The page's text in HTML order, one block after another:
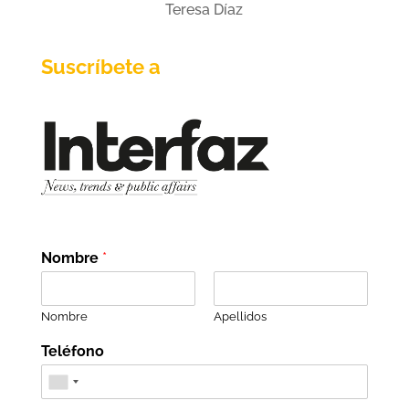
Teresa Díaz
Suscríbete a
Nombre *
Nombre Apellidos
Teléfono